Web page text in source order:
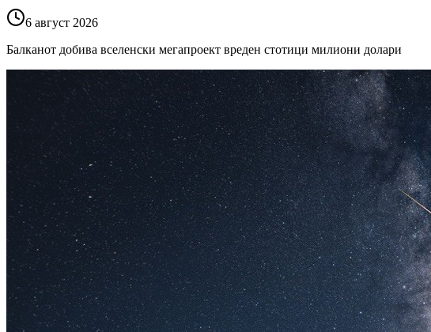
6 август 2026
Балканот добива вселенски мегапроект вреден стотици милиони долари